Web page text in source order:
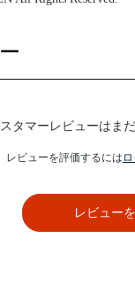
タマーレビューはまだ
レビューを評価するには
レビュー